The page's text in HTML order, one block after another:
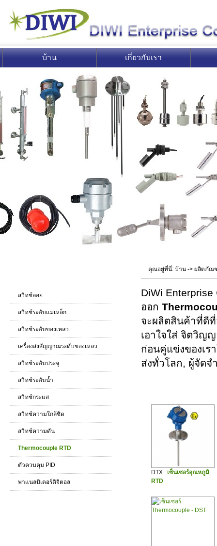
บ้าน เกี่ยวกับเรา
สวิทช์ลอย
สวิทช์ระดับแม่เหล็ก
สวิทช์ระดับของเหลว
เครื่องส่งสัญญาณระดับของเหลว
สวิทช์ระดับประจุ
สวิทช์ระดับน้ำ
สวิทช์กระแส
สวิทช์ความใกล้ชิด
สวิทช์ความดัน
Thermocouple RTD
ตัวควบคุม PID
พาแนลมิเตอร์ดิจิตอล
คุณอยู่ที่นี่: บ้าน -> ผลิตภัณ
DiWi
ออก
จะผลิตสินค้าที่ดีที่
เอาใจใส่ จิตวิญ
ก่อนคู่แข่งของเ
ส่งทั่วโลก, ผู้จัด
DTX : เซ็นเซอร์อุณหภูมิ
RTD